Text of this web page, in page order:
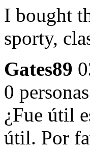
I bought
sporty,
Gates89
0
¿Fue útil
útil. Por